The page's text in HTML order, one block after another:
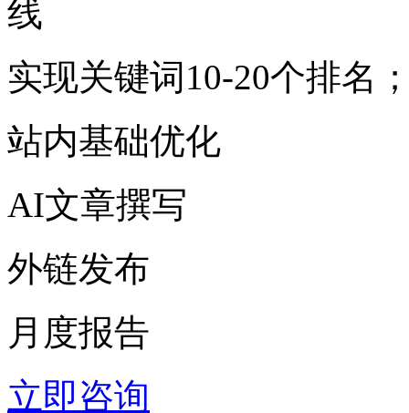
实现关键词10-20个排名
站内基础优化
AI文章撰写
外链发布
月度报告
立即咨询